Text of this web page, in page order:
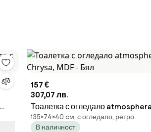
157 €
307,07 лв.
Тоалетка с огледало atmosphera
Chrysa, MDF - Бял
135×74×40 cм, с огледало, ретро
В наличност